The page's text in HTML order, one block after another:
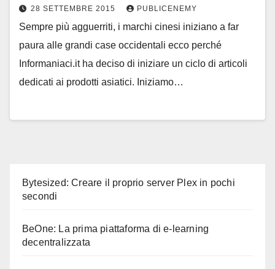
28 SETTEMBRE 2015 PUBLICENEMY
Sempre più agguerriti, i marchi cinesi iniziano a far
paura alle grandi case occidentali ecco perché
Informaniaci.it ha deciso di iniziare un ciclo di articoli
dedicati ai prodotti asiatici. Iniziamo…
Bytesized: Creare il proprio server Plex in pochi
secondi
BeOne: La prima piattaforma di e-learning
decentralizzata